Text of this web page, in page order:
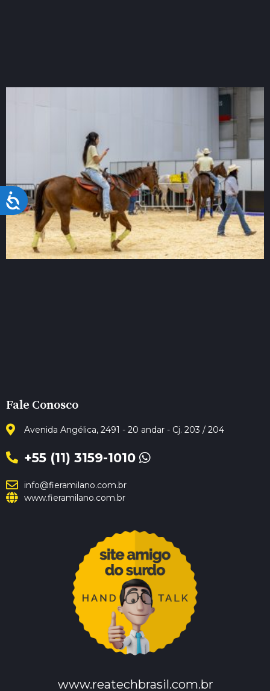
Acessibilidade
Fale Conosco
Avenida Angélica, 2491 - 20 andar - Cj. 203 / 204
+55 (11) 3159-1010
info@fieramilano.com.br
www.fieramilano.com.br
www.reatechbrasil.com.br